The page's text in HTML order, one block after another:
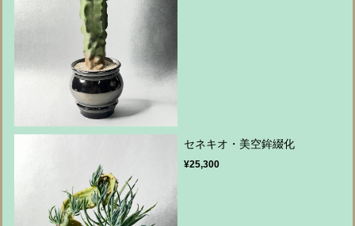
セネキオ・美空鉾綴化
¥25,300